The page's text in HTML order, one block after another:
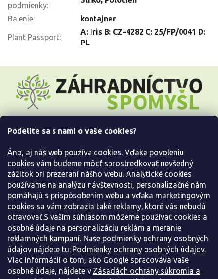
Podelíte sa s nami o vaše cookies?
Áno, aj náš web používa cookies. Vďaka povoleniu
cookies vám budeme môcť sprostredkovať nevšedný
zážitok pri prezeraní nášho webu. Analytické cookies
používame na analýzu návštevnosti, personalizačné nám
pomáhajú s prispôsobením webu a vďaka marketingovým
cookies sa vám zobrazia také reklamy, ktoré vás nebudú
otravovať.S vaším súhlasom môžeme používať cookies a
osobné údaje na personalizáciu reklám a meranie
reklamných kampaní. Naše podmienky ochrany osobných
údajov nájdete tu: Podmienky ochrany osobných údajov.
Viac informácií o tom, ako Google spracováva vaše
osobné údaje, nájdete v Zásadách ochrany súkromia a
podmienky:
Balenie: kontajner
Plant Passport:
A: Iris B: CZ-4282 C: 25/FP/0041 D:
PL
t
Informácie pre Vás
Kontaktujte nás